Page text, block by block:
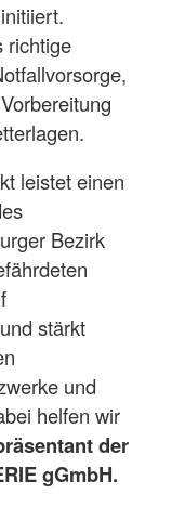
richtige
leistet einen
Bezirk
stärkt
und
helfen wir
der
gGmbH.